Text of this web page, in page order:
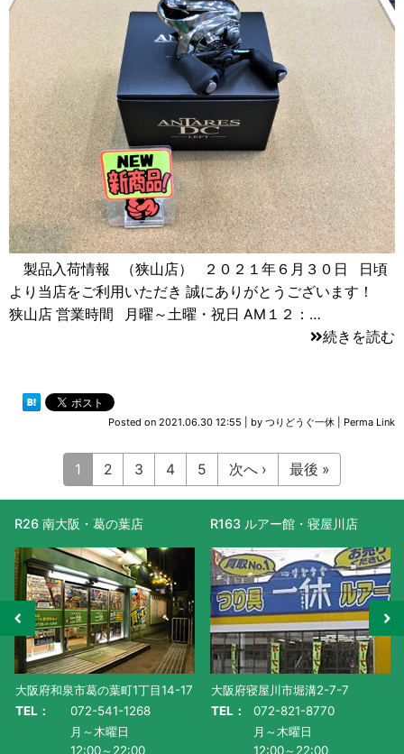
製品入荷情報 （狭山店） ２０２１年６月３０日 日頃
より当店をご利用いただき 誠にありがとうございます！
狭山店 営業時間 月曜～土曜・祝日 AM１２：…
続きを読む
Posted on 2021.06.30 12:55 by つりどうぐ一休 Perma Link
1 2 3 4 5 次へ › 最後 »
R163 ルアー館・寝屋川店
大阪府寝屋川市堀溝2-7-7
TEL：
072-821-8770
月～木曜日
12:00～22:00
R477 滋賀守山店
滋賀県守山市水保町1130番地-1
TEL：
077-585-5011
月～金曜日・祝
AM10:00～PM9:00